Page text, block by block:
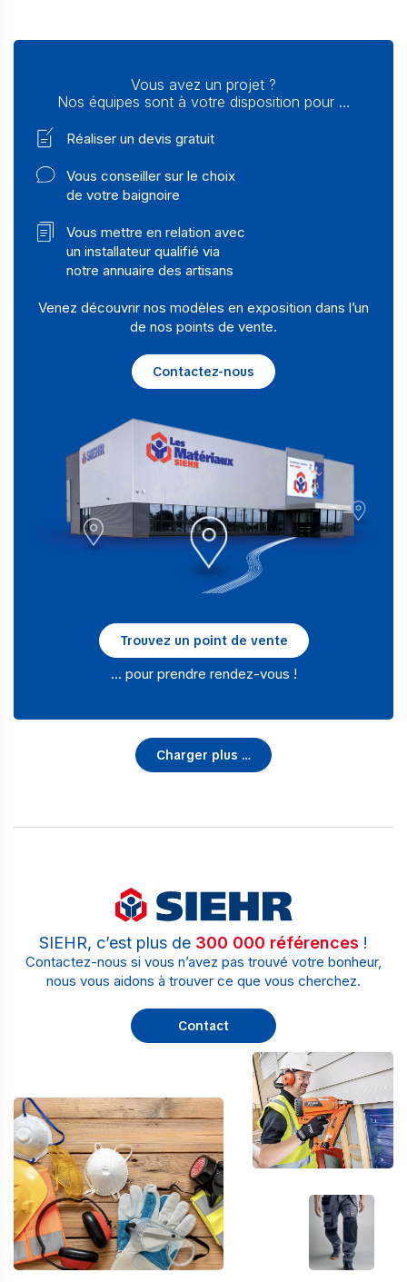
Vous avez un projet ?
Nos équipes sont à votre disposition pour …
Réaliser un devis gratuit
Vous conseiller sur le choix
de votre baignoire
Vous mettre en relation avec
un installateur qualifié via
notre annuaire des artisans
Venez découvrir nos modèles en exposition dans l’un
de nos points de vente.
Contactez-nous
Trouvez un point de vente
… pour prendre rendez-vous !
Charger plus …
SIEHR, c’est plus de 300 000 références !
Contactez-nous si vous n’avez pas trouvé votre bonheur,
nous vous aidons à trouver ce que vous cherchez.
Contact